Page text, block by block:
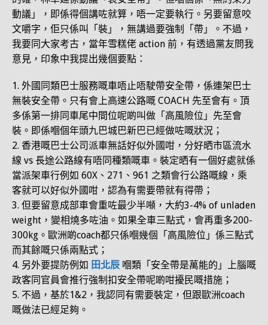
動議」，即係得個講咗就算，唔一定要執行。另要留意咬
文嚼字，佢只係叫「裝」，無講過要強制「帶」。不過，
我要同大家考古，當年雪糕佬 action 前，有透過黨友問我
意見，印象中我提出幾個要點：
1. 外國同類巴士服務嘅車唔止唔駛帶安全帶，係連架巴士
無裝安全帶。只有會上高速公路嘅 COACH 先至會有。頂
多係第一排同車尾中間位呢啲叫做「高風險位」先至會
裝。即係嗰個年頭九巴城巴新巴已經做咗嘅狀況；
2. 香港嘅巴士公司派車無話好似外國咁，分好晒市區流水
線 vs 長途公路線有唔同種類嘅車。裝定晒有一個好處就係
當派架車行例如 60X、271、961 之類會行公路嘅線，乘
客就可以好似外國咁，認為有需要帶就有得帶；
3. 但要留意成部車會重咗最少半噸，大約3-4% of unladen
weight，變相燒多咗油。如果全車三點式，會再重多200-
300kg。歐洲啲coach都只係嗰幾個「高風險位」係三點式
而其餘嘅只係兩點式；
4. 另外要提防例如 田北辰 嗰類「安全帶是萬能的」上腦嘅
政客同官員會推行強制扣安全帶呢啲咁擾民嘅措施；
5. 不過，基於1&2，我認同有需要裝定，但跟歐洲coach
嘅做法已經足夠。